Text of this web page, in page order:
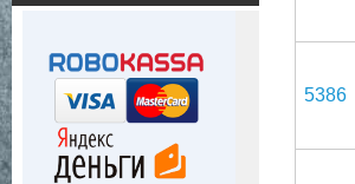
5386